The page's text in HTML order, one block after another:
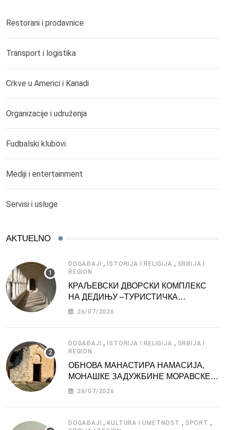
Restorani i prodavnice
Transport i logistika
Crkve u Americi i Kanadi
Organizacije i udruženja
Fudbalski klubovi
Mediji i entertainment
Servisi i usluge
AKTUELNO
DOGAĐAJI , ISTORIJA I RELIGIJA , SRBIJA I
REGION
КРАЉЕВСКИ ДВОРСКИ КОМПЛЕКС
НА ДЕДИЊУ –ТУРИСТИЧКА
АТРАКЦИЈА
26/07/2026
DOGAĐAJI , ISTORIJA I RELIGIJA , SRBIJA I
REGION
ОБНОВА МАНАСТИРА НАМАСИЈА,
МОНАШКЕ ЗАДУЖБИНЕ МОРАВСКЕ
СРБИЈЕ
26/07/2026
DOGAĐAJI ,KULTURA I UMETNOST , SPORT ,